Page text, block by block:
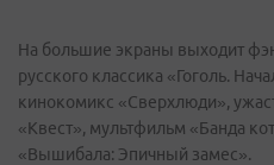
На большие экраны выходит
русского классика «Гоголь.
кинокомикс «Сверхлюди»,
«Квест», мультфильм «Банда
«Вышибала: Эпичный замес».